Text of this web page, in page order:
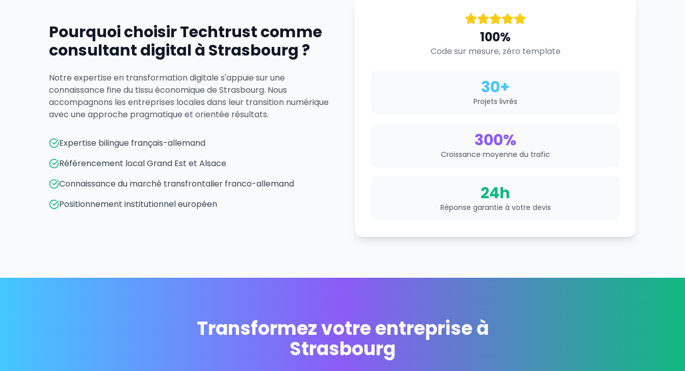
Pourquoi choisir Techtrust comme
consultant digital à Strasbourg ?
Notre expertise en transformation digitale s'appuie sur une
connaissance fine du tissu économique de Strasbourg. Nous
accompagnons les entreprises locales dans leur transition numérique
avec une approche pragmatique et orientée résultats.
Expertise bilingue français-allemand
Référencement local Grand Est et Alsace
Connaissance du marché transfrontalier franco-allemand
Positionnement institutionnel européen
100%
Code sur mesure, zéro template
30+
Projets livrés
300%
Croissance moyenne du trafic
24h
Réponse garantie à votre devis
Transformez votre entreprise à
Strasbourg